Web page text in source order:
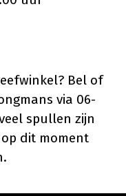
Bel of
via 06-
spullen zijn
op dit moment